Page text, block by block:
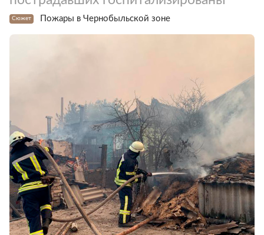
Сюжет Пожары в Чернобыльской зоне